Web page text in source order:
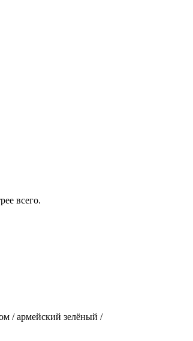
всего.
/ армейский зелёный /